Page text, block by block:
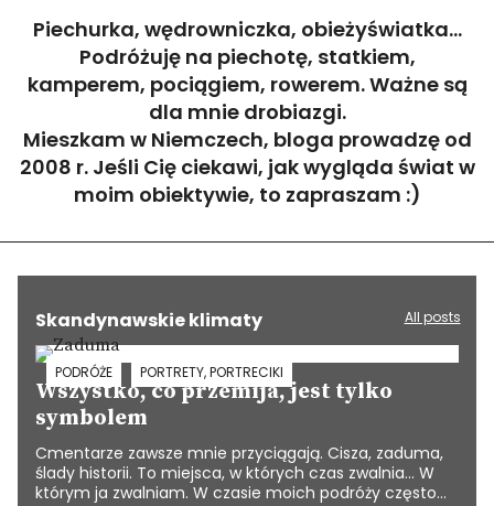
Piechurka, wędrowniczka, obieżyświatka...
Podróżuję na piechotę, statkiem,
kamperem, pociągiem, rowerem. Ważne są
dla mnie drobiazgi.
Mieszkam w Niemczech, bloga prowadzę od
2008 r. Jeśli Cię ciekawi, jak wygląda świat w
moim obiektywie, to zapraszam :)
Skandynawskie klimaty All posts
PODRÓŻE PORTRETY, PORTRECIKI
Wszystko, co przemija, jest tylko
symbolem
Cmentarze zawsze mnie przyciągają. Cisza, zaduma,
ślady historii. To miejsca, w których czas zwalnia… W
którym ja zwalniam. W czasie moich podróży często…